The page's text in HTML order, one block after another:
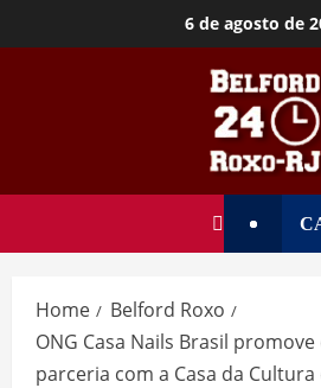
6 de agosto de
Home
Belford Roxo
ONG Casa Nails Brasil
parceria com a Casa da